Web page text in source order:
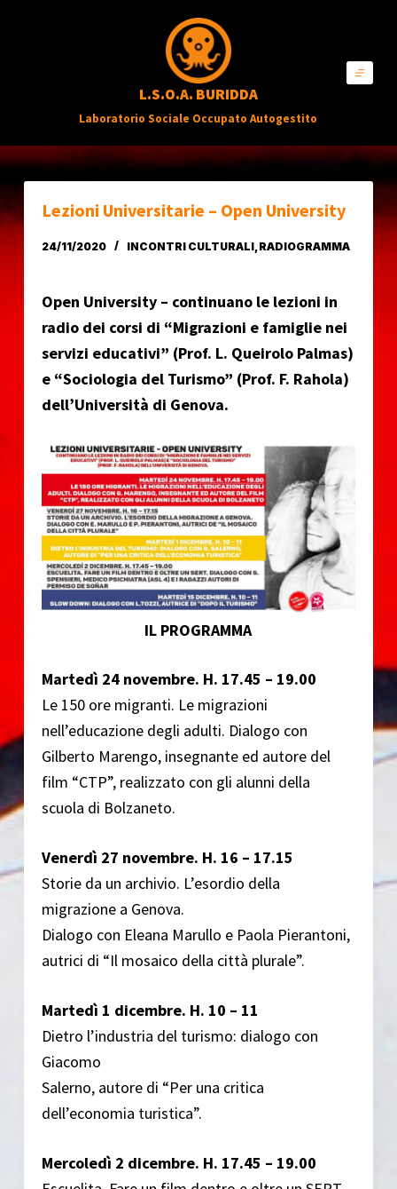
a
o
L.S.O.A. BURIDDA
Laboratorio Sociale Occupato Autogestito
Lezioni Universitarie – Open University
24/11/2020 INCONTRI CULTURALI,RADIOGRAMMA
Open University – continuano le lezioni in
radio dei corsi di “Migrazioni e famiglie nei
servizi educativi” (Prof. L. Queirolo Palmas)
e “Sociologia del Turismo” (Prof. F. Rahola)
dell’Università di Genova.
IL PROGRAMMA
Martedì 24 novembre. H. 17.45 – 19.00
Le 150 ore migranti. Le migrazioni
nell’educazione degli adulti. Dialogo con
Gilberto Marengo, insegnante ed autore del
film “CTP”, realizzato con gli alunni della
scuola di Bolzaneto.
Venerdì 27 novembre. H. 16 – 17.15
Storie da un archivio. L’esordio della
migrazione a Genova.
Dialogo con Eleana Marullo e Paola Pierantoni,
autrici di “Il mosaico della città plurale”.
Martedì 1 dicembre. H. 10 – 11
Dietro l’industria del turismo: dialogo con
Giacomo
Salerno, autore di “Per una critica
dell’economia turistica”.
Mercoledì 2 dicembre. H. 17.45 – 19.00